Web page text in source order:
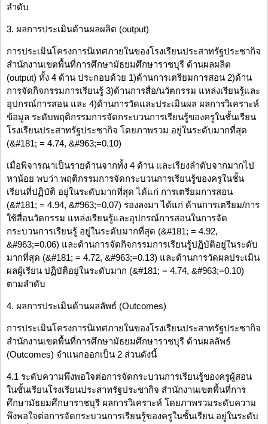
ลำดับ
3. ผลการประเมินด้านผลผลิต (output)
การประเมินโครงการนิเทศภายในของโรงเรียนประสาทรัฐประชากิจ
สำนักงานเขตพื้นที่การศึกษามัธยมศึกษาราชบุรี ด้านผลผลิต
(output) ทั้ง 4 ด้าน ประกอบด้วย 1)ด้านการเตรียมการสอน 2)ด้าน
การจัดกิจกรรมการเรียนรู้ 3)ด้านการสื่อ/นวัตกรรม แหล่งเรียนรู้และ
อุปกรณ์การสอน และ 4)ด้านการวัดและประเมินผล ผลการวิเคราะห์
ข้อมูล ระดับพฤติกรรมการจัดกระบวนการเรียนรู้ของครูในชั้นเรียน
โรงเรียนประสาทรัฐประชากิจ โดยภาพรวม อยู่ในระดับมากที่สุด
(&#181; = 4.74, &#963;=0.10)
เมื่อพิจารณาเป็นรายด้านจากทั้ง 4 ด้าน และเรียงลำดับจากมากไป
หาน้อย พบว่า พฤติกรรมการจัดกระบวนการเรียนรู้ของครูในชั้น
เรียนที่ปฏิบัติ อยู่ในระดับมากที่สุด ได้แก่ การเตรียมการสอน
(&#181; = 4.94, &#963;=0.07) รองลงมา ได้แก่ ด้านการเตรียม/การ
ใช้สื่อนวัตกรรม แหล่งเรียนรู้และอุปกรณ์การสอนในการจัด
กระบวนการเรียนรู้ อยู่ในระดับมากที่สุด (&#181; = 4.92,
&#963;=0.06) และด้านการจัดกิจกรรมการเรียนรู้ปฏิบัติอยู่ในระดับ
มากที่สุด (&#181; = 4.72, &#963;=0.13) และด้านการวัดผลประเมิน
ผลผู้เรียน ปฏิบัติอยู่ในระดับมาก (&#181; = 4.74, &#963;=0.10)
ตามลำดับ
4. ผลการประเมินด้านผลลัพธ์ (Outcomes)
การประเมินโครงการนิเทศภายในของโรงเรียนประสาทรัฐประชากิจ
สำนักงานเขตพื้นที่การศึกษามัธยมศึกษาราชบุรี ด้านผลลัพธ์
(Outcomes) จำแนกออกเป็น 2 ส่วนดังนี้
4.1 ระดับความพึงพอใจต่อการจัดกระบวนการเรียนรู้ของครูผู้สอน
ในชั้นเรียนโรงเรียนประสาทรัฐประชากิจ สำนักงานเขตพื้นที่การ
ศึกษามัธยมศึกษาราชบุรี ผลการวิเคราะห์ โดยภาพรวมระดับความ
พึงพอใจต่อการจัดกระบวนการเรียนรู้ของครูในชั้นเรียน อยู่ในระดับ